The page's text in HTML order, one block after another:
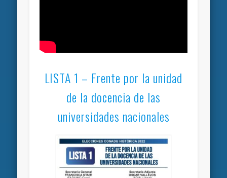
LISTA 1 – Frente por la unidad
de la docencia de las
universidades nacionales